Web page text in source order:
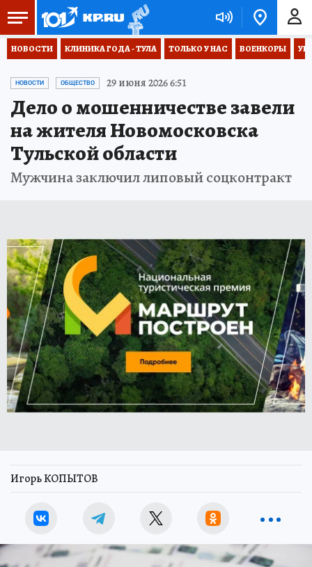
НОВОСТИ КЛИНИКА ГОДА - ТУЛА ТОЛЬКО У НАС ВОЕНКОРЫ
НОВОСТИ ОБЩЕСТВО 29 июня 2026 6:51
Дело о мошенничестве завели
на жителя Новомосковска
Тульской области
Мужчина заключил липовый соцконтракт
Игорь КОПЫТОВ